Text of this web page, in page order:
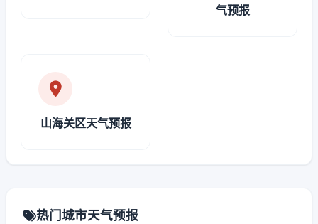
气预报
山海关区天气预报
热门城市天气预报